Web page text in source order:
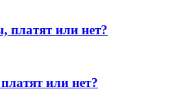
платят или нет?
или нет?